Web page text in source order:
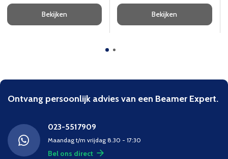
Bekijken Bekijken
Ontvang persoonlijk advies van een Beamer Expert.
023-5517909
Maandag t/m vrijdag 8.30 - 17:30
Bel ons direct